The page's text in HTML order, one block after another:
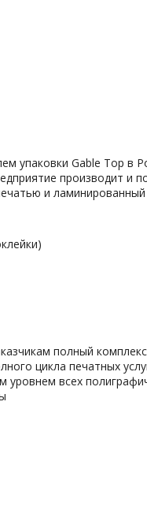
упаковки Gable Top в
производит и
и
полный
цикла печатных
всех